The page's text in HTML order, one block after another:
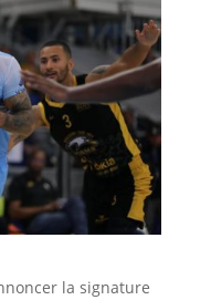
la signature